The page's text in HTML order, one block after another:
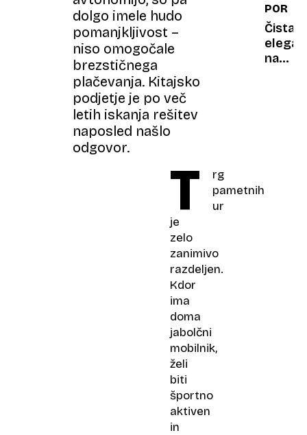
dolgo imele hudo
pomanjkljivost –
niso omogočale
brezstičnega
plačevanja. Kitajsko
podjetje je po več
letih iskanja rešitev
naposled našlo
odgovor.
T
rg
pametnih
ur
je
zelo
zanimivo
razdeljen.
Kdor
ima
doma
jabolčni
mobilnik,
želi
biti
športno
aktiven
in
trata
darilo
Čista
na